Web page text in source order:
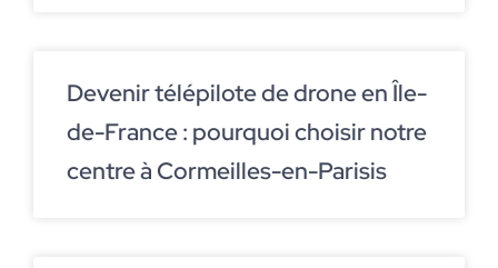
Devenir télépilote de drone en Île-
de-France : pourquoi choisir notre
centre à Cormeilles-en-Parisis